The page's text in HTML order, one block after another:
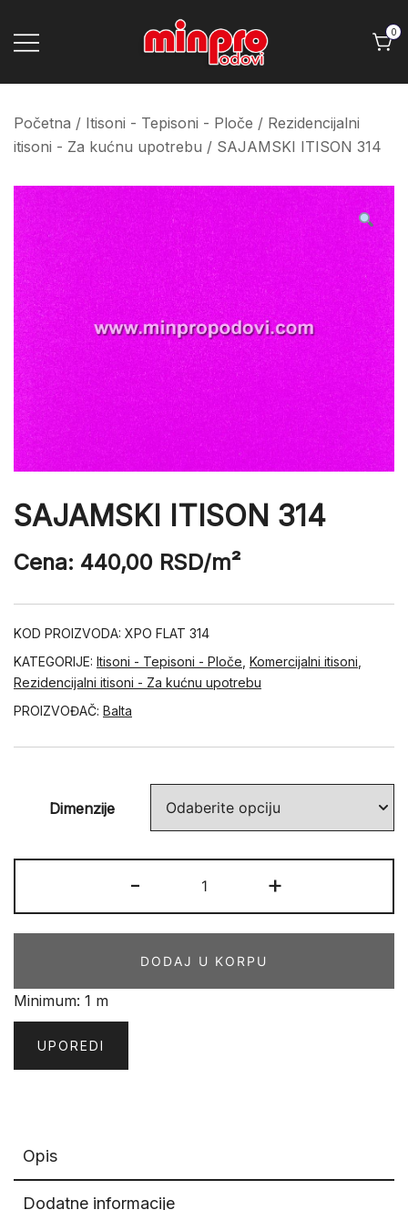
Minpro podovi
0
Početna / Itisoni - Tepisoni - Ploče / Rezidencijalni
itisoni - Za kućnu upotrebu / SAJAMSKI ITISON 314
SAJAMSKI ITISON 314
Cena: 440,00 RSD/m²
KOD PROIZVODA: XPO FLAT 314
KATEGORIJE: Itisoni - Tepisoni - Ploče Komercijalni itisoni
Rezidencijalni itisoni - Za kućnu upotrebu
PROIZVOĐAČ: Balta
Dimenzije
-
ITISON
314
+
DODAJ U KORPU
Minimum: 1 m
UPOREDI
Opis
Dodatne informacije